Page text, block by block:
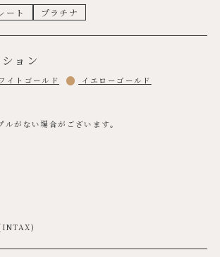
ート プラチナ
ョン
イトゴールド
イエローゴールド
がない場合がございます。